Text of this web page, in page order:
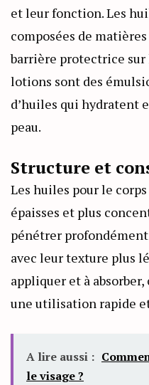
et leur fonction. Les
composées de
barrière protectrice sur
lotions sont des
d’huiles qui hydratent
peau.
Structure et
Les huiles pour le
épaisses et plus
pénétrer
avec leur texture plus
appliquer et à
une utilisation rapide
A lire aussi :
le visage ?